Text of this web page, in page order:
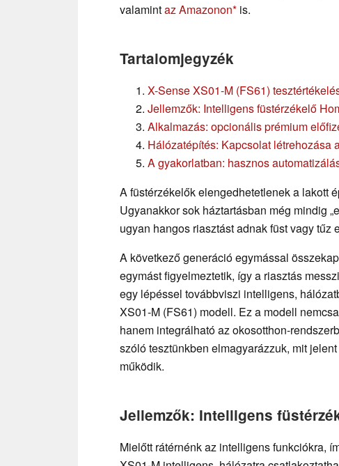
valamintaz Amazonon is.
Tartalomjegyzék
X-Sense XS01-M (FS61)
Jellemzők: Intelligens füstérzékelő
Alkalmazás: opcionális prémium
Hálózatépítés: Kapcsolat létrehozása
A gyakorlatban: hasznos
A füstérzékelők elengedhetetlenek a lakott
Ugyanakkor sok háztartásban még mindig
ugyan hangos riasztást adnak füst vagy tűz
A következő generáció egymással
egymást figyelmeztetik, így a riasztás
egy lépéssel továbbviszi intelligens,
XS01-M (FS61) modell. Ez a modell
hanem integrálható az okosotthon-
szóló tesztünkben elmagyarázzuk, mit
működik.
Jellemzők: Intelligens
Mielőtt rátérnénk az intelligens funkciókra,